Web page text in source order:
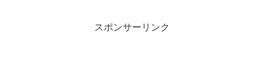
スポンサーリンク